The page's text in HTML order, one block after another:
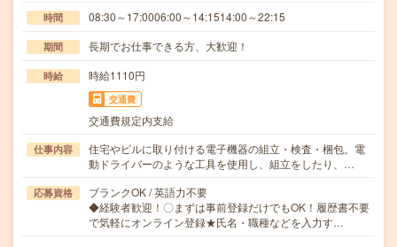
時間 08:30～17:0006:00～14:1514:00～22:15
期間 長期でお仕事できる方、大歓迎！
時給 時給1110円
交通費
交通費規定内支給
仕事内容
住宅やビルに取り付ける電子機器の組立・検査・梱包。電
動ドライバーのような工具を使用し、組立をしたり、…
応募資格
ブランクOK / 英語力不要
◆経験者歓迎！〇まずは事前登録だけでもOK！履歴書不要
で気軽にオンライン登録★氏名・職種などを入力す…